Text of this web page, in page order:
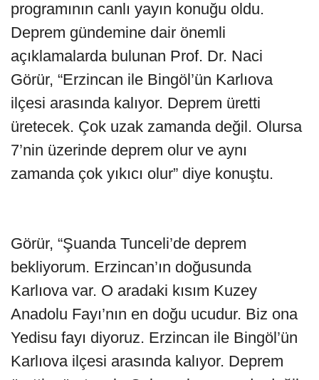
programının canlı yayın konuğu oldu.
Deprem gündemine dair önemli
açıklamalarda bulunan Prof. Dr. Naci
Görür, “Erzincan ile Bingöl’ün Karlıova
ilçesi arasında kalıyor. Deprem üretti
üretecek. Çok uzak zamanda değil. Olursa
7’nin üzerinde deprem olur ve aynı
zamanda çok yıkıcı olur” diye konuştu.
Görür, “Şuanda Tunceli’de deprem
bekliyorum. Erzincan’ın doğusunda
Karlıova var. O aradaki kısım Kuzey
Anadolu Fayı’nın en doğu ucudur. Biz ona
Yedisu fayı diyoruz. Erzincan ile Bingöl’ün
Karlıova ilçesi arasında kalıyor. Deprem